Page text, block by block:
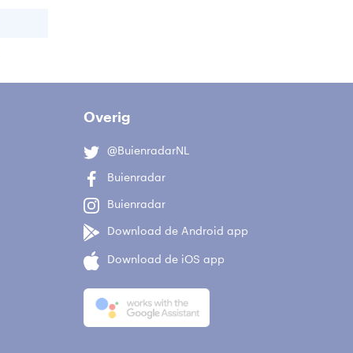
Overig
@BuienradarNL
Buienradar
Buienradar
Download de Android app
Download de iOS app